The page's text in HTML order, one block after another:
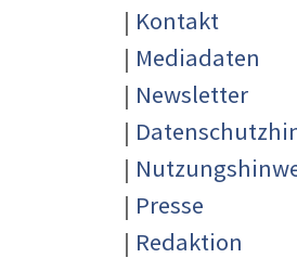
| Kontakt
| Mediadaten
| Newsletter
|
|
| Presse
| Redaktion